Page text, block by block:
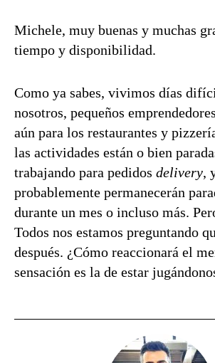
Michele, muy buenas y muchas
tiempo y disponibilidad.
Como ya sabes, vivimos días
nosotros, pequeños
aún para los restaurantes y
las actividades están o bien
trabajando para pedidos delivery,
probablemente permanecerán
durante un mes o incluso más.
Todos nos estamos preguntando
después. ¿Cómo reaccionará el
sensación es la de estar